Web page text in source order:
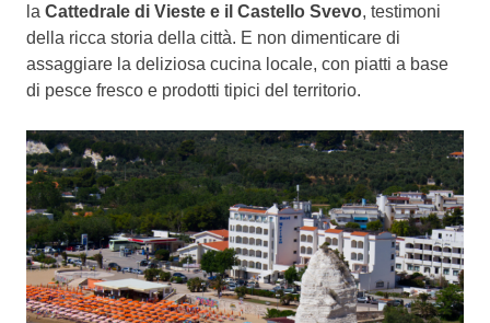
la Cattedrale di Vieste e il Castello Svevo, testimoni
della ricca storia della città. E non dimenticare di
assaggiare la deliziosa cucina locale, con piatti a base
di pesce fresco e prodotti tipici del territorio.